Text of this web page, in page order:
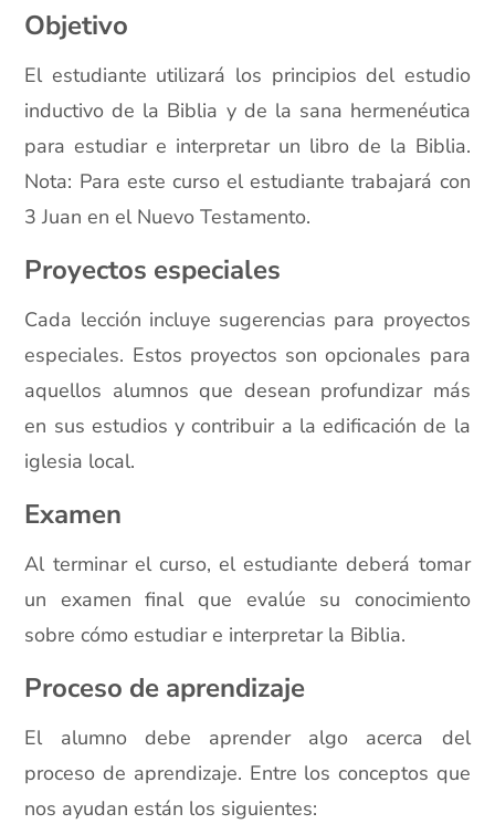
Objetivo
El estudiante utilizará los principios del estudio
inductivo de la Biblia y de la sana hermenéutica
para estudiar e interpretar un libro de la Biblia.
Nota: Para este curso el estudiante trabajará con
3 Juan en el Nuevo Testamento.
Proyectos especiales
Cada lección incluye sugerencias para proyectos
especiales. Estos proyectos son opcionales para
aquellos alumnos que desean profundizar más
en sus estudios y contribuir a la edificación de la
iglesia local.
Examen
Al terminar el curso, el estudiante deberá tomar
un examen final que evalúe su conocimiento
sobre cómo estudiar e interpretar la Biblia.
Proceso de aprendizaje
El alumno debe aprender algo acerca del
proceso de aprendizaje. Entre los conceptos que
nos ayudan están los siguientes: